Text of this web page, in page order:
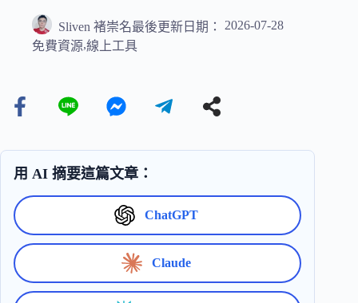
Sliven 褚崇名最後更新日期：
2026-07-28
免費資源,線上工具
用 AI 摘要這篇文章：
ChatGPT
Claude